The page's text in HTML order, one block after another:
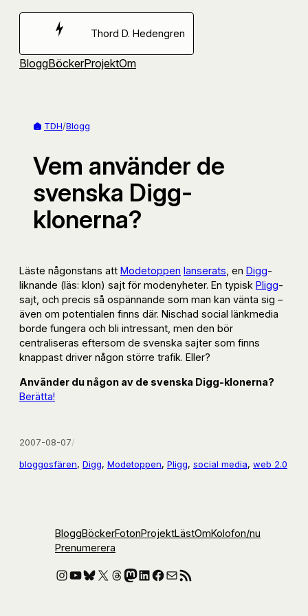
Hoppa
Thord D. Hedengren
BloggBöckerProjektOm
TDH/Blogg
Vem använder de
svenska Digg-
klonerna?
Läste någonstans att Modetoppen lanserats , en Digg-
liknande (läs: klon) sajt för modenyheter. En typisk Pligg-
sajt, och precis så ospännande som man kan vänta sig –
även om potentialen finns där. Nischad social länkmedia
borde fungera och bli intressant, men den bör
centraliseras eftersom de svenska sajter som finns
knappast driver någon större trafik. Eller?
Använder du någon av de svenska Digg-klonerna?
Berätta!
2007-08-07/
bloggosfären, Digg, Modetoppen, Pligg, social media, web 2.0
BloggBöckerFotonProjektLästOmKolofon/nu
Prenumerera
Instagram
YouTube
Bluesky
X Threads
Mastodon
LinkedIn
Facebook
E-postRSS-flöde